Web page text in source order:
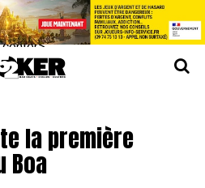
center>
la première
Boa